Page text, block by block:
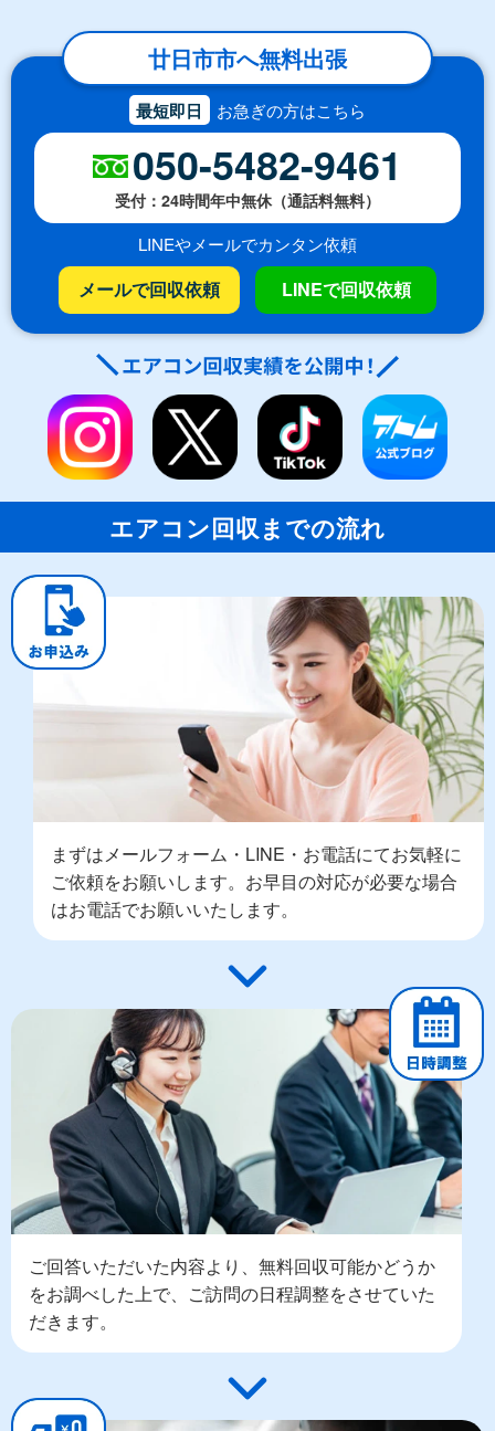
廿日市市へ無料出張
最短即日 お急ぎの方はこちら
050-5482-9461
受付：24時間年中無休（通話料無料）
LINEやメールでカンタン依頼
メールで回収依頼 LINEで回収依頼
エアコン回収までの流れ
まずはメールフォーム・LINE・お電話にてお気軽に
ご依頼をお願いします。お早目の対応が必要な場合
はお電話でお願いいたします。
ご回答いただいた内容より、無料回収可能かどうか
をお調べした上で、ご訪問の日程調整をさせていた
だきます。